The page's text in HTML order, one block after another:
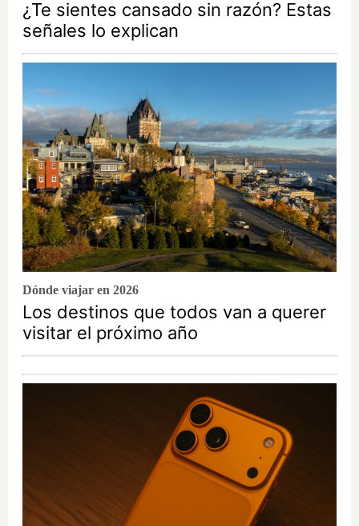
¿Te sientes cansado sin razón? Estas
señales lo explican
Dónde viajar en 2026
Los destinos que todos van a querer
visitar el próximo año